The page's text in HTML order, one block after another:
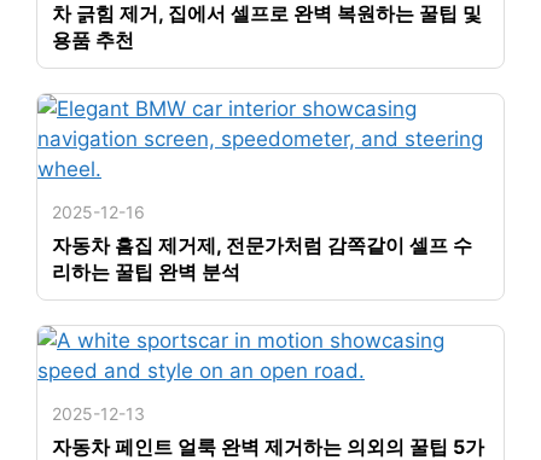
차 긁힘 제거, 집에서 셀프로 완벽 복원하는 꿀팁 및
용품 추천
2025-12-16
자동차 흠집 제거제, 전문가처럼 감쪽같이 셀프 수
리하는 꿀팁 완벽 분석
2025-12-13
자동차 페인트 얼룩 완벽 제거하는 의외의 꿀팁 5가